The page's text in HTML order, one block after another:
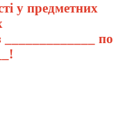
у предметних
_____________ по